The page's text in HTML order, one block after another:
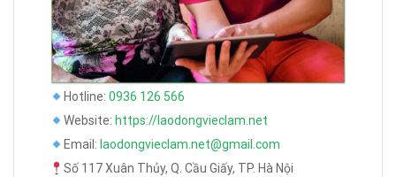
Hotline: 0936 126 566
Website: https://laodongvieclam.net
Email: laodongvieclam.net@gmail.com
Số 117 Xuân Thủy, Q. Cầu Giấy, TP. Hà Nội